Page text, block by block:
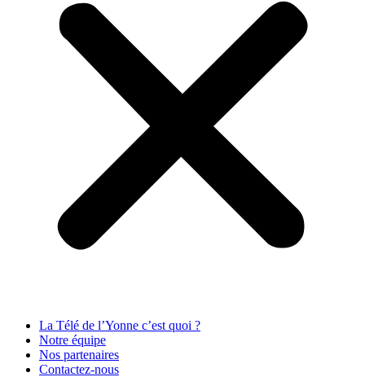
La Télé de l’Yonne c’est quoi ?
Notre équipe
Nos partenaires
Contactez-nous